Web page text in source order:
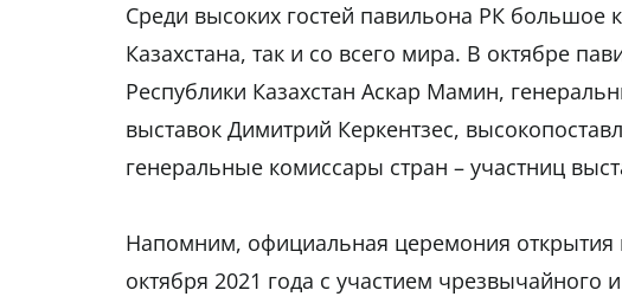
Среди высоких гостей павильона РК большое
Казахстана, так и со всего мира. В октябре
Республики Казахстан Аскар Мамин,
выставок Димитрий Керкентзес,
генеральные комиссары стран – участниц
Напомним, официальная церемония открытия
октября 2021 года с участием чрезвычайного